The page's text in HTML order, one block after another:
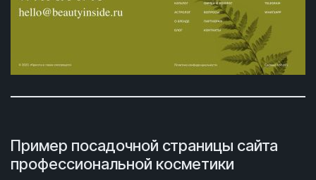
Пример посадочной страницы сайта
профессиональной косметики